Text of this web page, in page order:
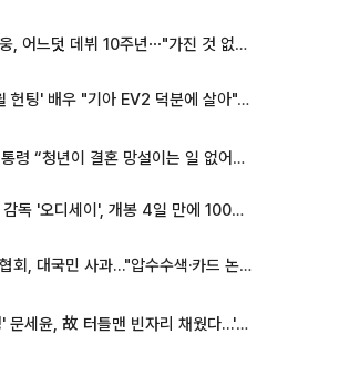
임영웅, 어느덧 데뷔 10주년⋯"가진 것 없던 시절, 내 앞엔 20명의 팬뿐"
'굿 윌 헌팅' 배우 "기아 EV2 덕분에 살아"…교통사고 후 안전성 극찬
李대통령 “청년이 결혼 망설이는 일 없어야...제도상 불이익 조사”
놀란 감독 '오디세이', 개봉 4일 만에 100만 돌파⋯'왕사남' 보다 빠르다
축구협회, 대국민 사과…"압수수색·카드 논란 사죄, 강도 높은 쇄신"
'불명' 문세윤, 故 터틀맨 빈자리 채웠다…'거북이' 눈물의 최종 우승